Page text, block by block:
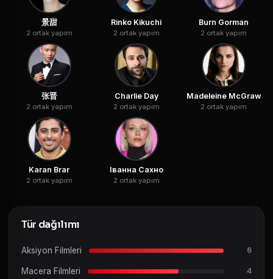
景甜
2 ortak yapım
Rinko Kikuchi
2 ortak yapım
Burn Gorman
2 ortak yapım
张晋
2 ortak yapım
Charlie Day
2 ortak yapım
Madeleine McGraw
2 ortak yapım
Karan Brar
2 ortak yapım
Іванна Сахно
2 ortak yapım
Tür dağılımı
Aksiyon Filmleri 6
Macera Filmleri 4